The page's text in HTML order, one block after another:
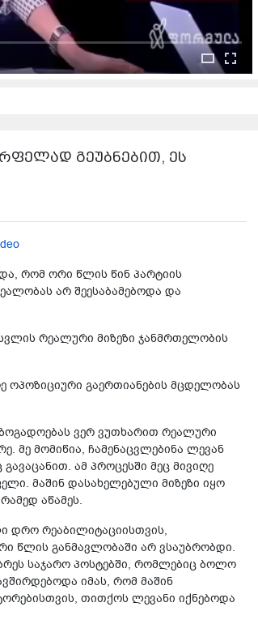
გეუბნებით, ეს
რომ ორი წლის წინ პარტიის
არ შეესაბამებოდა და
რეალური მიზეზი ჯანმრთელობის
ოპოზიციური გაერთიანების მცდელობას
ვერ ვუთხარით რეალური
მე მომიწია, ჩამენაცვლებინა ლევან
ამ პროცესში მეც მივიღე
მაშინ დასახელებული მიზეზი იყო
აწამეს.
დრო რეაბილიტაციისთვის,
წლის განმავლობაში არ ვსაუბრობდი.
საჯარო პოსტებში, რომლებიც ბოლო
იმას, რომ მაშინ
თითქოს ლევანი იქნებოდა